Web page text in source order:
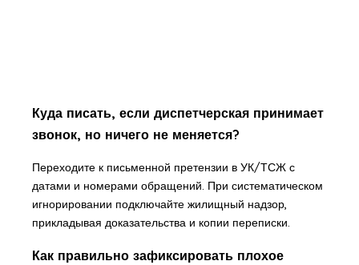
Куда писать, если диспетчерская принимает
звонок, но ничего не меняется?
Переходите к письменной претензии в УК/ТСЖ с
датами и номерами обращений. При систематическом
игнорировании подключайте жилищный надзор,
прикладывая доказательства и копии переписки.
Как правильно зафиксировать плохое